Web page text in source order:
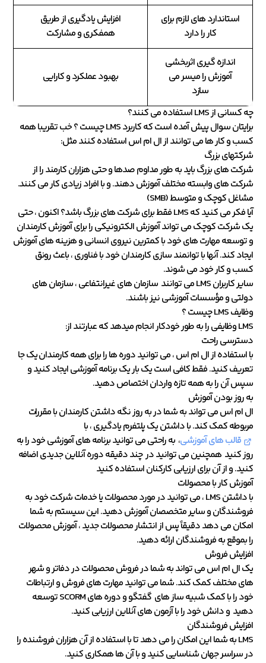
استاندارد های لازم برای
کار را دارد
افزایش یادگیری از طریق
همفکری و مشارکت
اندازه گیری اثربخشی
آموزش را میسر می
سازد
بهبود عملکرد و کارایی
چه کسانی از LMS استفاده می کنند؟
برایتان سوال پیش آمده است که کاربرد LMS چیست ؟ خب تقریبا همه
کسب و کار ها می توانند از ال ام اس استفاده کنند مثل:
شرکتهای بزرگ
شرکت های بزرگ باید به طور مداوم صدها و حتی هزاران کارمند را از
شرکت های وابسته مختلف آموزش دهند. و با افراد زیادی کار می کنند.
مشاغل کوچک و متوسط ​​(SMB)
آیا فکر می کنید که LMS فقط برای شرکت های بزرگ باشد؟ اکنون ، حتی
یک شرکت کوچک می تواند آموزش الکترونیکی را برای آموزش کارمندان
و توسعه مهارت های خود با کمترین نیروی انسانی و هزینه های آموزش
ایجاد کند. آنها با توانمند سازی کارمندان خود با فناوری ، باعث رونق
کسب و کار خود می شوند.
سایر کاربران LMS می توانند سازمان های غیرانتفاعی ، سازمان های
دولتی و مؤسسات آموزشی نیز باشند.
وظایف LMS چیست ؟
LMS وظایفی را به طور خودکار انجام میدهد که عبارتند از:
دسترسی راحت
با استفاده از ال ام اس ، می توانید دوره ها را برای همه کارمندان یک جا
تعریف کنید. فقط کافی است یک بار یک برنامه آموزشی ایجاد کنید و
سپس آن را به همه تازه واردان اختصاص دهید.
به روز بودن آموزش
ال ام اس می تواند به شما در به روز نگه داشتن کارمندان با مقررات
مربوطه کمک کند. با داشتن یک پلتفرم یادگیری ، با
قالب های آموزشی، به راحتی می توانید برنامه های آموزشی خود را به
روز کنید همچنین می توانید در چند دقیقه دوره آنلاین جدیدی اضافه
کنید. و از آن برای ارزیابی کارکنان استفاده کنید
آموزش کار با محصولات
با داشتن LMS ، می توانید در مورد محصولات یا خدمات شرکت خود به
فروشندگان و سایر متخصصان آموزش دهید. این سیستم به شما
امکان می دهد دقیقاً پس از انتشار محصولات جدید ، آموزش محصولات
را بموقع به فروشندگان ارائه دهید.
افزایش فروش
یک ال ام اس می تواند به شما در فروش محصولات در دفاتر و شهر
های مختلف کمک کند. شما می توانید مهارت های فروش و ارتباطات
خود را با کمک شبیه ساز های گفتگو و دوره های SCORM توسعه
دهید و دانش خود را با آزمون های آنلاین ارزیابی کنید.
افزایش فروشندگان
LMS به شما این امکان را می دهد تا با استفاده از آن هزاران فروشنده را
در سراسر جهان شناسایی کنید و با آن ها همکاری کنید.